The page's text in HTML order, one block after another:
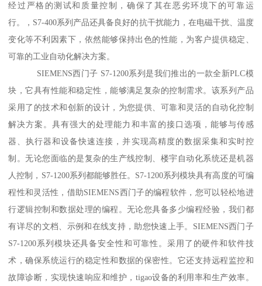
经过严格的测试和质量控制，确保了其在恶劣环境下的可靠运
行。，S7-400系列产品还具备良好的抗干扰能力，在电磁干扰、温度
变化等不利因素下，依然能够保持出色的性能，为客户提供稳定、
可靠的工业自动化解决方案。
SIEMENS西门子 S7-1200系列是我们推出的一款全新PLC模
块，它具有性能和稳定性，能够满足复杂的控制需求。该系列产品
采用了的技术和创新的设计，为您提供、可靠和灵活的自动化控制
解决方案。具有强大的处理能力和丰富的接口选项，能够与传感
器、执行器和设备快速连接，并实现高精度的数据采集和实时控
制。无论您面临的是复杂的生产线控制、楼宇自动化系统还是机器
人控制，S7-1200系列都能够胜任。S7-1200系列模块具有高度的可编
程性和灵活性，借助SIEMENS西门子的编程软件，您可以轻松地进
行逻辑控制和数据处理的编程。无论您具备多少编程经验，我们都
有详尽的文档、示例和在线支持，助您快速上手。SIEMENS西门子
S7-1200系列模块还具备安全性和可靠性。采用了的硬件和软件技
术，确保系统运行的稳定性和数据的保密性。它还支持远程监控和
故障诊断，实现快速响应和维护，tigao设备的利用率和生产效率。